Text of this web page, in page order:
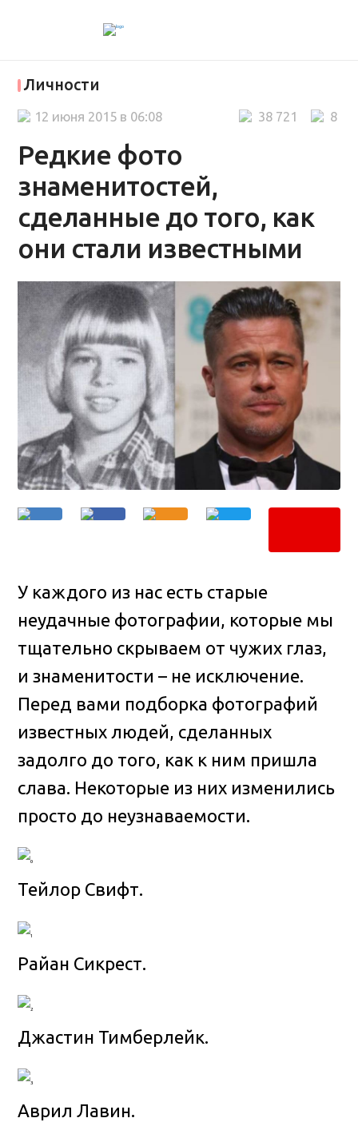
Личности
Редкие фото
знаменитостей,
сделанные до того, как
они стали известными
8
38 721
12 июня 2015 в 06:08
У каждого из нас есть старые
неудачные фотографии, которые мы
тщательно скрываем от чужих глаз,
и знаменитости – не исключение.
Перед вами подборка фотографий
известных людей, сделанных
задолго до того, как к ним пришла
слава. Некоторые из них изменились
просто до неузнаваемости.
Тейлор Свифт.
Райан Сикрест.
Джастин Тимберлейк.
Аврил Лавин.